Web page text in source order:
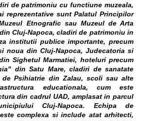
de patrimoniu cu functiune muzeala,
reprezentative sunt Palatul Principilor
Etnografic sau Muzeul de Arta
Cluj-Napoca, cladiri de patrimoniu in
institutii publice importante, precum
noua din Cluj-Napoca, Judecatoria si
Sighetul Marmatiei, hoteluri precum
din Satu Mare, cladiri de sanatate
de Psihiatrie din Zalau, scoli sau alte
educationala, cum este
din cadrul UAD, amplasat in parcul
Cluj-Napoca. Echipa de
complexa si include atat arhitecti,